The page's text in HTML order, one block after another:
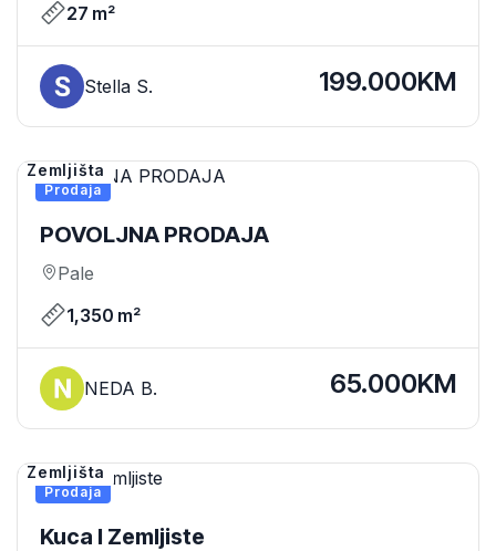
27 m²
Stella S. 199.000KM
Prodaja
Zemljišta
POVOLJNA PRODAJA
Pale
1,350 m²
NEDA B. 65.000KM
Prodaja
Zemljišta
Kuca I Zemljiste